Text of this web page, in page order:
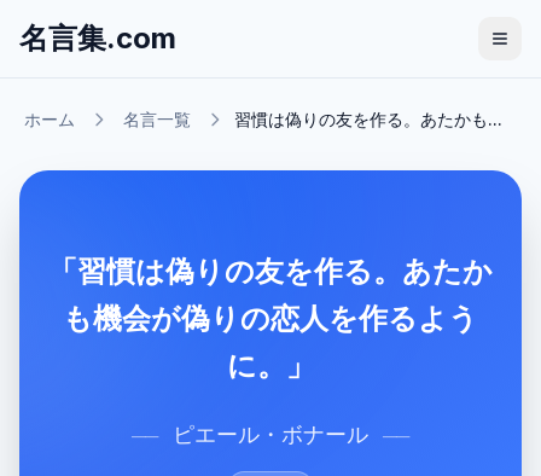
名言集.com
ホーム 名言一覧 習慣は偽りの友を作る。あたかも...
「習慣は偽りの友を作る。あたか
も機会が偽りの恋人を作るよう
に。」
── ピエール・ボナール ──